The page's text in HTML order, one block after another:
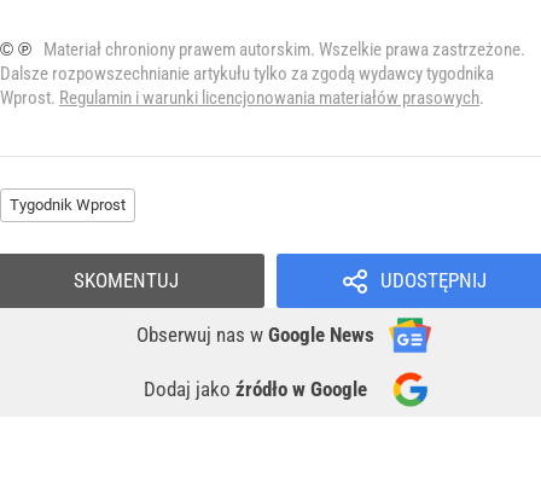
© ℗
Materiał chroniony prawem autorskim. Wszelkie prawa zastrzeżone.
Dalsze rozpowszechnianie artykułu tylko za zgodą wydawcy tygodnika
Wprost. Regulamin i warunki licencjonowania materiałów prasowych.
Tygodnik Wprost
UDOSTĘPNIJ
Obserwuj nas w Google News
Dodaj jako źródło w Google
SKOMENTUJ